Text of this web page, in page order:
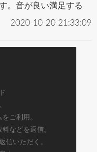
。音が良い満足する
2020-10-20 21:33:09
ご利用。
などを返信。
信いただく。